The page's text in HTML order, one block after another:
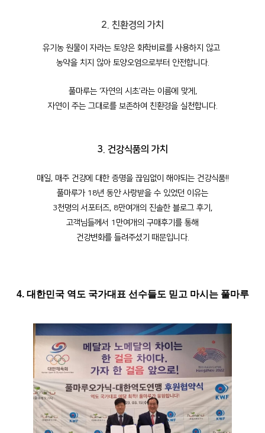
2. 친환경의 가치
유기농 원물이 자라는 토양은 화학비료를 사용하지 않고
농약을 치지 않아 토양오염으로부터 안전합니다.
풀마루는 ‘자연의 시초’라는 이름에 맞게,
자연이 주는 그대로를 보존하여 친환경을 실천합니다.
3. 건강식품의 가치
매일, 매주 건강에 대한 증명을 끊임없이 해야되는 건강식품!!
풀마루가 18년 동안 사랑받을 수 있었던 이유는
3천명의 서포터즈, 8만여개의 진솔한 블로그 후기,
고객님들께서 1만여개의 구매후기를 통해
건강변화를 들려주셨기 때문입니다.
4. 대한민국 역도 국가대표 선수들도 믿고 마시는 풀마루